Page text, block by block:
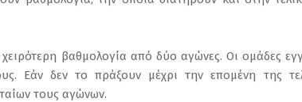
βαθμολογία από δύο αγώνες. Οι ομάδες
Εάν δεν το πράξουν μέχρι την επομένη της
τους αγώνων.